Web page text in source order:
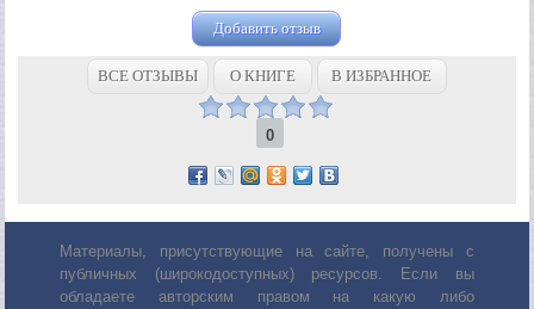
Добавить отзыв
ВСЕ ОТЗЫВЫ О КНИГЕ В ИЗБРАННОЕ
0
Материалы, присутствующие на сайте, получены с
публичных (широкодоступных) ресурсов. Если вы
обладаете авторским правом на какую либо